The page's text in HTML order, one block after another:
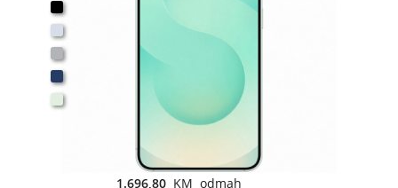
1.696,80 KM odmah